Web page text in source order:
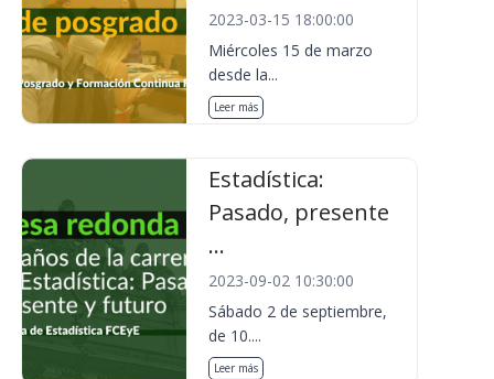
2023-03-15 18:00:00
Miércoles 15 de marzo
desde la...
Leer más
Estadística:
Pasado, presente
...
2023-09-02 10:30:00
Sábado 2 de septiembre,
de 10....
Leer más